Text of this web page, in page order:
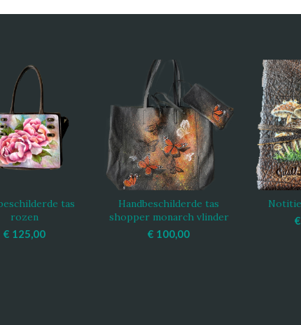
AANtas
rozen
€ 125,00
TOEVOEGEN AAN
WINKELWAGEN
Handbeschilderde tas
shopper monarch vlinder
€ 100,00
€